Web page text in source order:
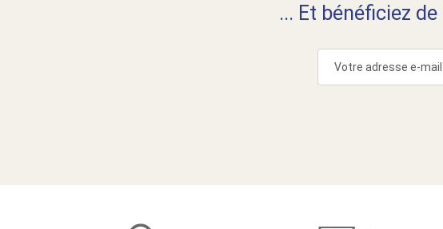
... Et bénéficiez de